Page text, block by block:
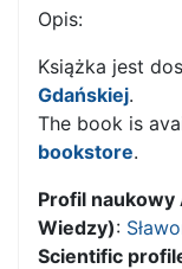
Opis:
Książka jest
Gdańskiej.
The book is
bookstore.
Profil
Wiedzy):
Scientific